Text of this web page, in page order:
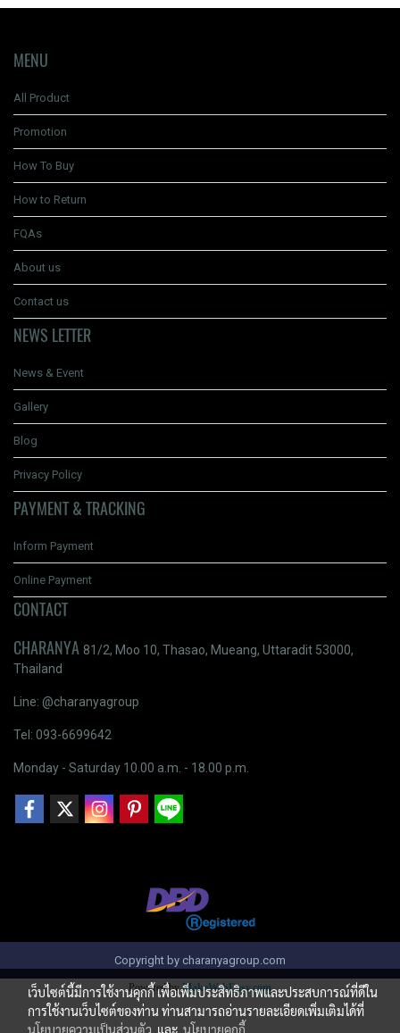
MENU
All Product
Promotion
How To Buy
How to Return
FQAs
About us
Contact us
NEWS LETTER
News & Event
Gallery
Blog
Privacy Policy
PAYMENT & TRACKING
Inform Payment
Online Payment
CONTACT
CHARANYA 81/2, Moo 10, Thasao, Mueang, Uttaradit 53000,
Thailand
Line: @charanyagroup
Tel: 093-6699642
Monday - Saturday 10.00 a.m. - 18.00 p.m.
Copyright by charanyagroup.com
Powered byMakeWebEasy.com
เว็บไซต์นี้มีการใช้งานคุกกี้ เพื่อเพิ่มประสิทธิภาพและประสบการณ์ที่ดีใน
การใช้งานเว็บไซต์ของท่าน ท่านสามารถอ่านรายละเอียดเพิ่มเติมได้ที่
นโยบายความเป็นส่วนตัว และ นโยบายคุกกี้